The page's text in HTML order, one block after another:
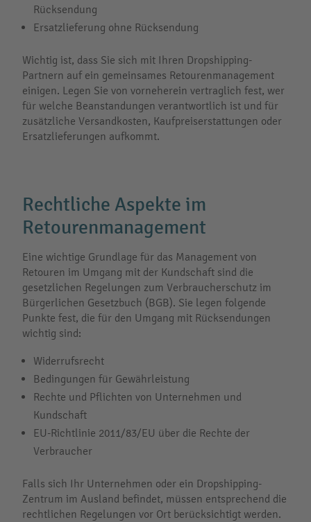
Rücksendung
Ersatzlieferung ohne Rücksendung
Wichtig ist, dass Sie sich mit Ihren Dropshipping-
Partnern auf ein gemeinsames Retourenmanagement
einigen. Legen Sie von vorneherein vertraglich fest, wer
für welche Beanstandungen verantwortlich ist und für
zusätzliche Versandkosten, Kaufpreiserstattungen oder
Ersatzlieferungen aufkommt.
Rechtliche Aspekte im
Retourenmanagement
Eine wichtige Grundlage für das Management von
Retouren im Umgang mit der Kundschaft sind die
gesetzlichen Regelungen zum Verbraucherschutz im
Bürgerlichen Gesetzbuch (BGB). Sie legen folgende
Punkte fest, die für den Umgang mit Rücksendungen
wichtig sind:
Widerrufsrecht
Bedingungen für Gewährleistung
Rechte und Pflichten von Unternehmen und
Kundschaft
EU-Richtlinie 2011/83/EU über die Rechte der
Verbraucher
Falls sich Ihr Unternehmen oder ein Dropshipping-
Zentrum im Ausland befindet, müssen entsprechend die
rechtlichen Regelungen vor Ort berücksichtigt werden.